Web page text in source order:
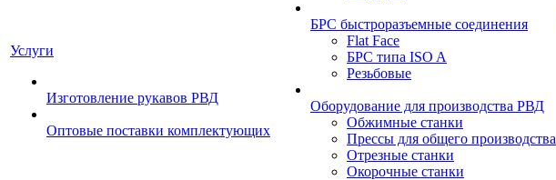
Услуги
Изготовление рукавов РВД
Оптовые поставки комплектующих
БРС быстроразъемные соединения
Flat Face
БРС типа ISO A
Резьбовые
Оборудование для производства РВД
Обжимные станки
Прессы для общего производства
Отрезные станки
Окорочные станки